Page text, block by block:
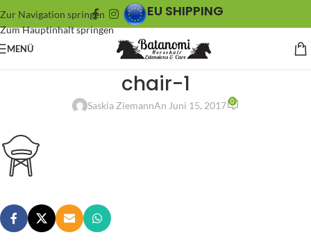
Zur Navigation springen
Zum Hauptinhalt springen
EU SHIPPING
MENÜ
chair-1
Saskia ZiemannAn Juni 15, 2017 0